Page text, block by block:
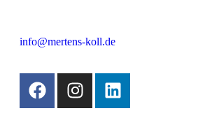
info@mertens-koll.de